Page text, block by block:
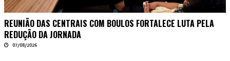
REUNIÃO DAS CENTRAIS COM BOULOS FORTALECE LUTA PELA
REDUÇÃO DA JORNADA
07/08/2026